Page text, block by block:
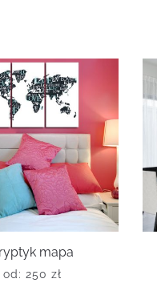
mapa
od: 250 zł